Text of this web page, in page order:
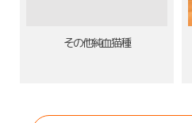
その他純血猫種